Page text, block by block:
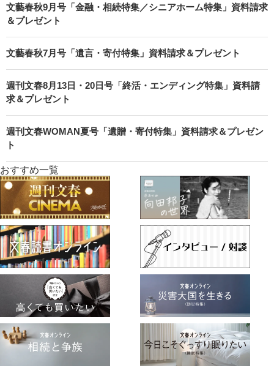
文藝春秋9月号「金融・相続特集／シニアホーム特集」資料請求
＆プレゼント
文藝春秋7月号「遺言・寄付特集」資料請求＆プレゼント
週刊文春8月13日・20日号「終活・エンディング特集」資料請
求＆プレゼント
週刊文春WOMAN夏号「遺贈・寄付特集」資料請求＆プレゼン
ト
おすすめ一覧